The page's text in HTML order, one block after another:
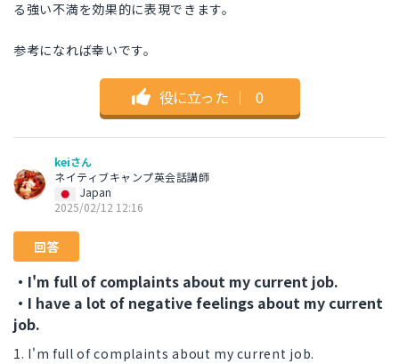
る強い不満を効果的に表現できます。
参考になれば幸いです。
役に立った ｜ 0
keiさん
ネイティブキャンプ英会話講師
Japan
2025/02/12 12:16
回答
・I'm full of complaints about my current job.
・I have a lot of negative feelings about my current
job.
1. I'm full of complaints about my current job.